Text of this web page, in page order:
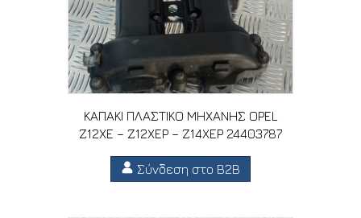
ΚΑΠΑΚΙ ΠΛΑΣΤΙΚΟ ΜΗΧΑΝΗΣ OPEL
Z12XE – Z12XEP – Z14XEP 24403787
Σύνδεση στο B2B